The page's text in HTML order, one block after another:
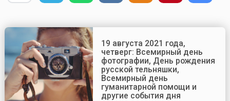
19 августа 2021 года,
четверг: Всемирный день
фотографии, День рождения
русской тельняшки,
Всемирный день
гуманитарной помощи и
другие события дня